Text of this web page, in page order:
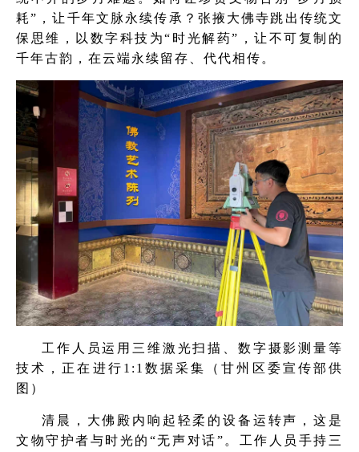
耗”，让千年文脉永续传承？张掖大佛寺跳出传统文
保思维，以数字科技为“时光解药”，让不可复制的
千年古韵，在云端永续留存、代代相传。
工作人员运用三维激光扫描、数字摄影测量等
技术，正在进行1:1数据采集（甘州区委宣传部供
图）
清晨，大佛殿内响起轻柔的设备运转声，这是
文物守护者与时光的“无声对话”。工作人员手持三